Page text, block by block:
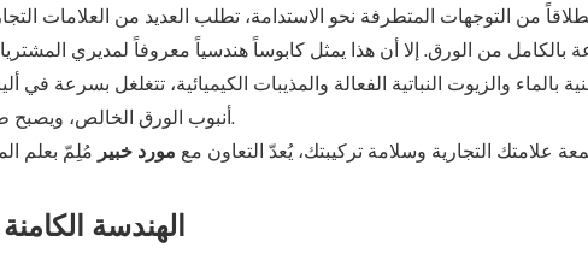
من التوجهات المتطرفة نحو الاستدامة، تطلب العديد من العلامات
بالكامل من الورق. إلا أن هذا يمثل كابوساً هندسياً معروفاً لمديري
بالماء والزيوت النباتية الفعالة والمذيبات الكيميائية، تتغلغل بسرعة
أنبوب الورق الخالص، ويصبح طرياً، وينمو عليه العفن، وفي النهاية يتعرض لتسرب كارثي.
علامتك التجارية وسلامة تركيبتك، يُعدّ التعاون مع مورد خبيرمُلِمّ بعلم
الهندسة